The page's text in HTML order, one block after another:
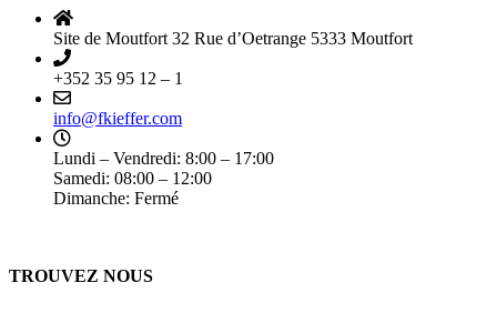
Site de Moutfort 32 Rue d’Oetrange 5333 Moutfort
+352 35 95 12 – 1
info@fkieffer.com
Lundi – Vendredi: 8:00 – 17:00
Samedi: 08:00 – 12:00
Dimanche: Fermé
TROUVEZ NOUS